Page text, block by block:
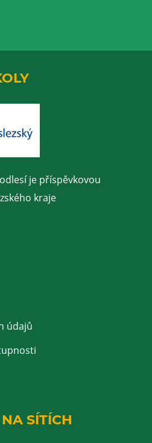
je příspěvkovou
kraje
údajů
SÍTÍCH